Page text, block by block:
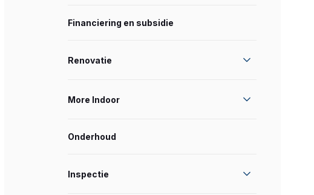
Financiering en subsidie
Renovatie
More Indoor
Onderhoud
Inspectie